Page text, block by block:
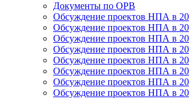
Документы по ОРВ
Обсуждение проектов НПА в
Обсуждение проектов НПА в
Обсуждение проектов НПА в
Обсуждение проектов НПА в
Обсуждение проектов НПА в
Обсуждение проектов НПА в
Обсуждение проектов НПА в
Обсуждение проектов НПА в